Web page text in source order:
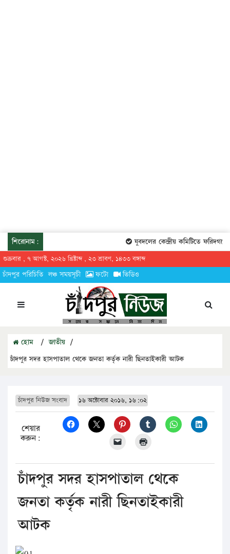
শিরোনাম: যুবদলের কেন্দ্রীয় কমিটিতে
শুক্রবার , ৭ আগস্ট, ২০২৬ খ্রিষ্টাব্দ , ২৩ শ্রাবণ, ১৪৩৩ বঙ্গাব্দ
চাঁদপুর পরিচিতি লঞ্চ সময়সূচী ফটো ভিডিও
হোম / জাতীয় /
চাঁদপুর সদর হাসপাতাল থেকে জনতা কর্তৃক নারী ছিনতাইকারী আটক
চাঁদপুর নিউজ সংবাদ ১৬ অক্টোবার ২০১৬, ১৬:০২
শেয়ার
করুন:
চাঁদপুর সদর হাসপাতাল থেকে
জনতা কর্তৃক নারী ছিনতাইকারী
আটক